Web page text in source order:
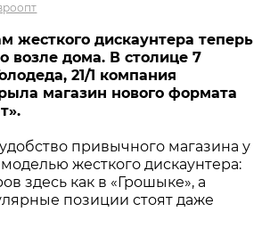
жесткого дискаунтера теперь
возле дома. В столице 7
21/1 компания
магазин нового формата
привычного магазина у
жесткого дискаунтера:
здесь как в «Грошыке», а
позиции стоят даже